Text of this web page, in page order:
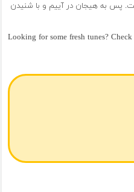
پس به هیجان در آییم و با شنیدن
Looking for some fresh tunes?